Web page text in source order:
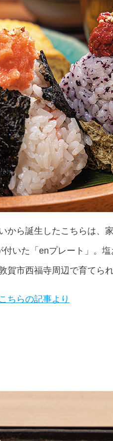
から誕生したこちらは、
いた「enプレート」。
市西福寺周辺で育てら
ちらの記事より